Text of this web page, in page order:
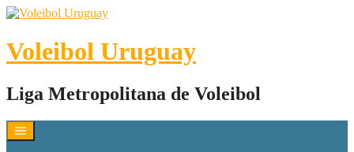
Skip
content
Voleibol Uruguay
Liga Metropolitana de Voleibol